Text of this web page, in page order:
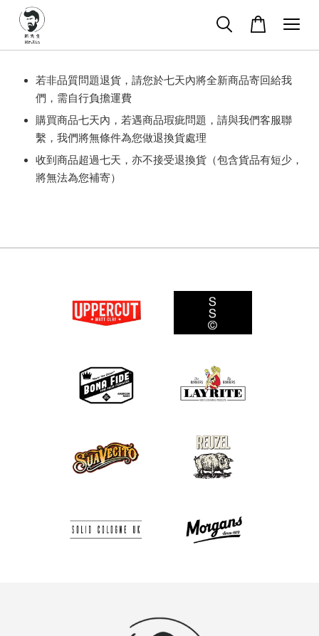
若非品質問題退貨，請您於七天內將全新商品寄回給我
們，需自行負擔運費
購買商品七天內，若遇商品瑕疵問題，請與我們客服聯
繫，我們將無條件為您做退換貨處理
收到商品超過七天，亦不接受退換貨（包含貨品有短少，
將無法為您補寄）